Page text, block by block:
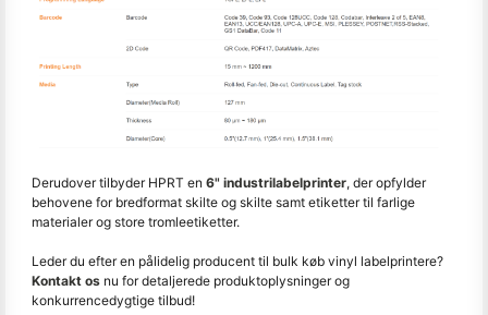
Derudover tilbyder HPRT en 6" industrilabelprinter, der opfylder
behovene for bredformat skilte og skilte samt etiketter til farlige
materialer og store tromleetiketter.
Leder du efter en pålidelig producent til bulk køb vinyl labelprintere?
Kontakt os nu for detaljerede produktoplysninger og
konkurrencedygtige tilbud!